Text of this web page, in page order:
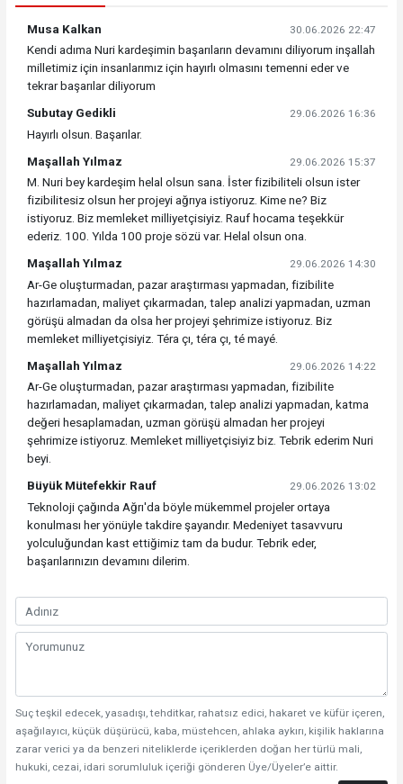
Musa Kalkan 30.06.2026 22:47
Kendi adıma Nuri kardeşimin başarıların devamını diliyorum inşallah
milletimiz için insanlarımız için hayırlı olmasını temenni eder ve
tekrar başarılar diliyorum
Subutay Gedikli
29.06.2026 16:36
Hayırlı olsun. Başarılar.
Maşallah Yılmaz
29.06.2026 15:37
M. Nuri bey kardeşim helal olsun sana. İster fizibiliteli olsun ister
fizibilitesiz olsun her projeyi ağrıya istiyoruz. Kime ne? Biz
istiyoruz. Biz memleket milliyetçisiyiz. Rauf hocama teşekkür
ederiz. 100. Yılda 100 proje sözü var. Helal olsun ona.
Maşallah Yılmaz
29.06.2026 14:30
Ar-Ge oluşturmadan, pazar araştırması yapmadan, fizibilite
hazırlamadan, maliyet çıkarmadan, talep analizi yapmadan, uzman
görüşü almadan da olsa her projeyi şehrimize istiyoruz. Biz
memleket milliyetçisiyiz. Téra çı, téra çı, té mayé.
Maşallah Yılmaz
29.06.2026 14:22
Ar-Ge oluşturmadan, pazar araştırması yapmadan, fizibilite
hazırlamadan, maliyet çıkarmadan, talep analizi yapmadan, katma
değeri hesaplamadan, uzman görüşü almadan her projeyi
şehrimize istiyoruz. Memleket milliyetçisiyiz biz. Tebrik ederim Nuri
beyi.
Büyük Mütefekkir Rauf
29.06.2026 13:02
Teknoloji çağında Ağrı'da böyle mükemmel projeler ortaya
konulması her yönüyle takdire şayandır. Medeniyet tasavvuru
yolculuğundan kast ettiğimiz tam da budur. Tebrik eder,
başarılarınızın devamını dilerim.
Suç teşkil edecek, yasadışı, tehditkar, rahatsız edici, hakaret ve küfür içeren,
aşağılayıcı, küçük düşürücü, kaba, müstehcen, ahlaka aykırı, kişilik haklarına
zarar verici ya da benzeri niteliklerde içeriklerden doğan her türlü mali,
hukuki, cezai, idari sorumluluk içeriği gönderen Üye/Üyeler’e aittir.